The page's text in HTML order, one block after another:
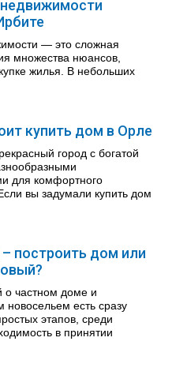
недвижимости
— это сложная
множества нюансов,
жилья. В небольших
купить дом в Орле
город с богатой
для комфортного
вы задумали купить дом
построить дом или
о частном доме и
новосельем есть сразу
этапов, среди
в принятии